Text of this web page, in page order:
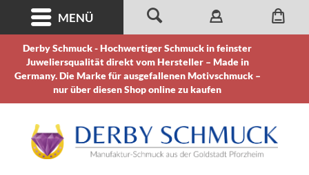
Derby Schmuck - Hochwertiger Schmuck in feinster
Juweliersqualität direkt vom Hersteller – Made in
Germany. Die Marke für ausgefallenen Motivschmuck –
nur über diesen Shop online zu kaufen
MENÜ